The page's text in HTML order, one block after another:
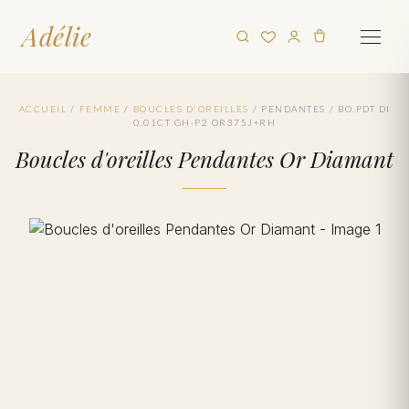
Adélie
ACCUEIL / FEMME / BOUCLES D'OREILLES / PENDANTES / BO.PDT DI
0.01CT GH-P2 OR375J+RH
Boucles d'oreilles Pendantes Or Diamant